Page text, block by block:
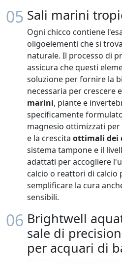
05 Sali marini
Ogni chicco contiene
oligoelementi che si
naturale. Il processo di
assicura che questi
soluzione per fornire la
necessaria per crescere e
marini, piante e
specificamente
magnesio ottimizzati per
e la crescita ottimali dei
sistema tampone e il
adattati per accogliere
calcio o reattori di calcio
semplificare la cura
sensibili.
06 Brightwell
sale di
per acquari di